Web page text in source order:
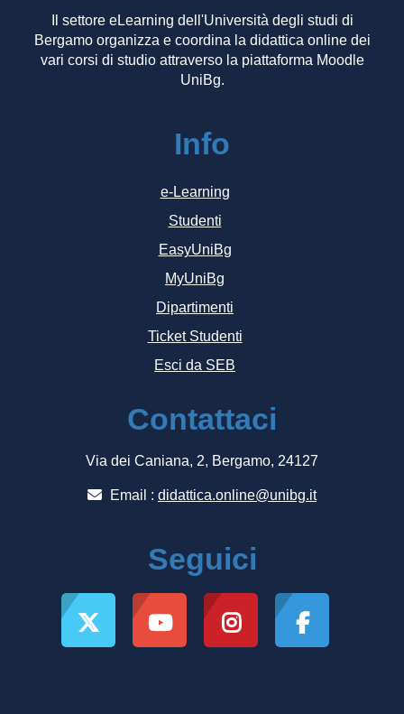
Il settore eLearning dell'Università degli studi di
Bergamo organizza e coordina la didattica online dei
vari corsi di studio attraverso la piattaforma Moodle
UniBg.
Info
e-Learning
Studenti
EasyUniBg
MyUniBg
Dipartimenti
Ticket Studenti
Esci da SEB
Contattaci
Via dei Caniana, 2, Bergamo, 24127
Email : didattica.online@unibg.it
Seguici